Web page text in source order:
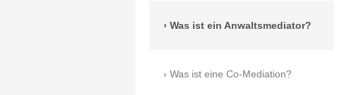
Was ist ein Anwaltsmediator?
Was ist eine Co-Mediation?